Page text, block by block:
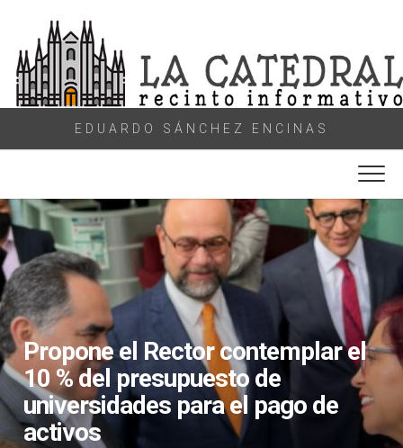
content
EDUARDO SÁNCHEZ ENCINAS
Propone el Rector contemplar el
10 % del presupuesto de
universidades para el pago de
activos